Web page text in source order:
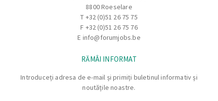
8800 Roeselare
T +32 (0)51 26 75 75
F +32 (0)51 26 75 76
E info@forumjobs.be
RĂMÂI INFORMAT
Introduceți adresa de e-mail și primiți buletinul informativ și
noutățile noastre.